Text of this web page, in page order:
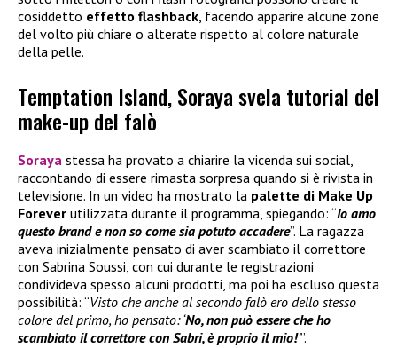
cosiddetto effetto flashback , facendo apparire alcune zone
del volto più chiare o alterate rispetto al colore naturale
della pelle.
Temptation Island, Soraya svela tutorial del
make-up del falò
Soraya stessa ha provato a chiarire la vicenda sui social,
raccontando di essere rimasta sorpresa quando si è rivista in
televisione. In un video ha mostrato la palette di Make Up
Forever utilizzata durante il programma, spiegando: “Io amo
questo brand e non so come sia potuto accadere”. La ragazza
aveva inizialmente pensato di aver scambiato il correttore
con Sabrina Soussi, con cui durante le registrazioni
condivideva spesso alcuni prodotti, ma poi ha escluso questa
possibilità: “Visto che anche al secondo falò ero dello stesso
colore del primo, ho pensato: ‘No, non può essere che ho
scambiato il correttore con Sabri, è proprio il mio!’”.